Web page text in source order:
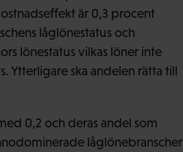
är 0,3 procent
låglönestatus och
lönestatus vilkas löner inte
Ytterligare ska andelen rätta till
0,2 och deras andel som
låglönebranscher